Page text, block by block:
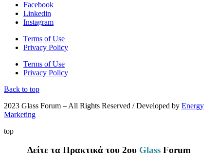
Facebook
Linkedin
Instagram
Terms of Use
Privacy Policy
Terms of Use
Privacy Policy
Back to top
2023 Glass Forum – All Rights Reserved / Developed by Energy
Marketing
top
Δείτε τα Πρακτικά του 2ου Glass Forum